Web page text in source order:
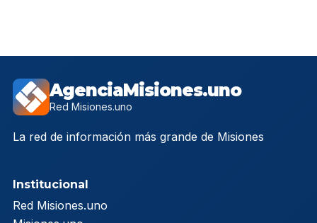
AgenciaMisiones.uno
Red Misiones.uno
La red de información más grande de Misiones
Institucional
Red Misiones.uno